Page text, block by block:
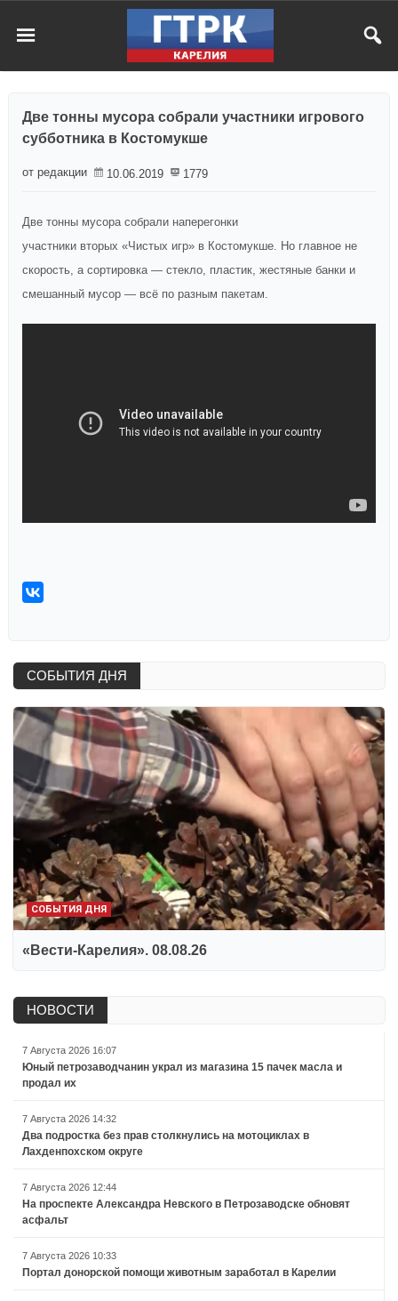
Две тонны мусора собрали участники игрового
субботника в Костомукше
от редакции 10.06.2019 1779
Две тонны мусора собрали наперегонки
участники вторых «Чистых игр» в Костомукше. Но главное не
скорость, а сортировка — стекло, пластик, жестяные банки и
смешанный мусор — всё по разным пакетам.
СОБЫТИЯ ДНЯ
СОБЫТИЯ ДНЯ
«Вести-Карелия». 08.08.26
НОВОСТИ
7 Августа 2026 16:07
Юный петрозаводчанин украл из магазина 15 пачек масла и
продал их
7 Августа 2026 14:32
Два подростка без прав столкнулись на мотоциклах в
Лахденпохском округе
7 Августа 2026 12:44
На проспекте Александра Невского в Петрозаводске обновят
асфальт
7 Августа 2026 10:33
Портал донорской помощи животным заработал в Карелии